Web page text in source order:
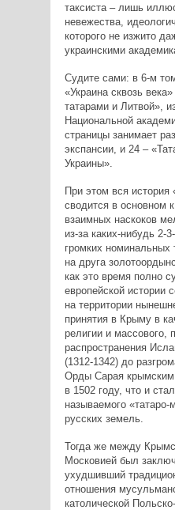
таксиста – лишь
невежества,
которого не изжито
украинскими
Судите сами: в 6-м
«Украина сквозь
татарами и Литвой»,
Национальной
страницы занимает
экспансии, и 24 –
Украины».
При этом вся история
сводится в основном
взаимных наскоков
из-за каких-нибудь 2-
громких номинальных
на друга
как это время полно
европейской истории
на территории
принятия в Крыму в
религии и массового,
распространения
(1312-1342) до
Орды Сарая
в 1502 году, что и
называемого «татаро-
русских земель.
Тогда же между
Московией был
ухудшивший
отношения
католической